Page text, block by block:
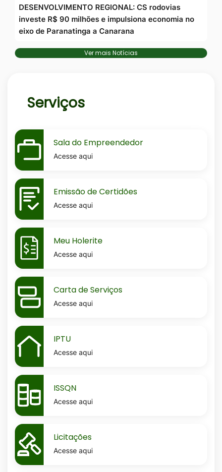
DESENVOLVIMENTO REGIONAL: CS rodovias
investe R$ 90 milhões e impulsiona economia no
eixo de Paranatinga a Canarana
Ver mais Notícias
Serviços
MaskSala-
do-
empreendedor
Sala do Empreendedor
Acesse aqui
MaskEmissao-
de-
certidoes
Emissão de Certidões
Acesse aqui
MaskMeu-
holerite
Meu Holerite
Acesse aqui
MaskCarta-
de-
servicos
Carta de Serviços
Acesse aqui
MaskIptuIPTU
Acesse aqui
MaskIssqn
ISSQN
Acesse aqui
MaskLicitacoes
Licitações
Acesse aqui